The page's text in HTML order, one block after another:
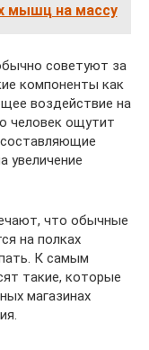
мышц на массу
советуют за
компоненты как
воздействие на
человек ощутит
увеличение
что обычные
на полках
К самым
такие, которые
магазинах